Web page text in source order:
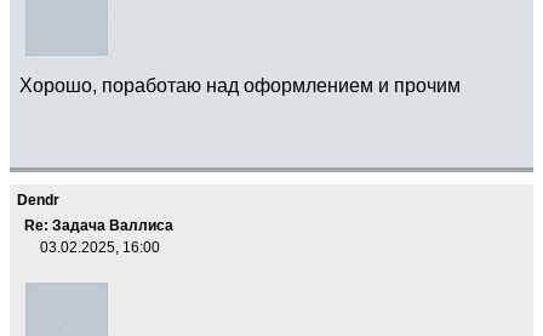
Хорошо, поработаю над оформлением и прочим
Dendr
Re: Задача Валлиса
03.02.2025, 16:00